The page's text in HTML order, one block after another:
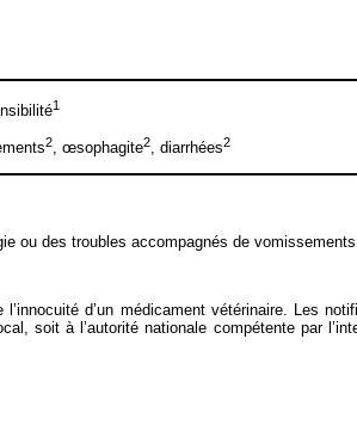
1
2, œsophagite2, diarrhées2
ou des troubles accompagnés de
d’un médicament vétérinaire. Les
soit à l’autorité nationale compétente par